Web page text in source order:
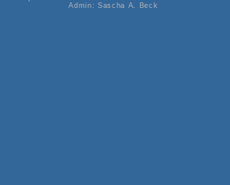
Admin:Sascha A. Beck